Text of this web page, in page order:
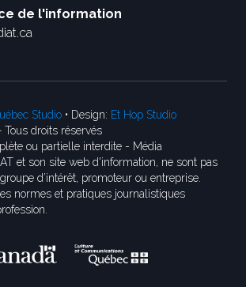
de l'information
Studio • Design: Et Hop Studio
droits réservés
ou partielle interdite - Média
et son site web d'information, ne sont pas
d’intérêt, promoteur ou entreprise.
normes et pratiques journalistiques